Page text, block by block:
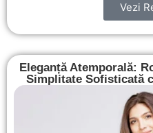
Vezi
Eleganță Atemporală:
Simplitate Sofisticată